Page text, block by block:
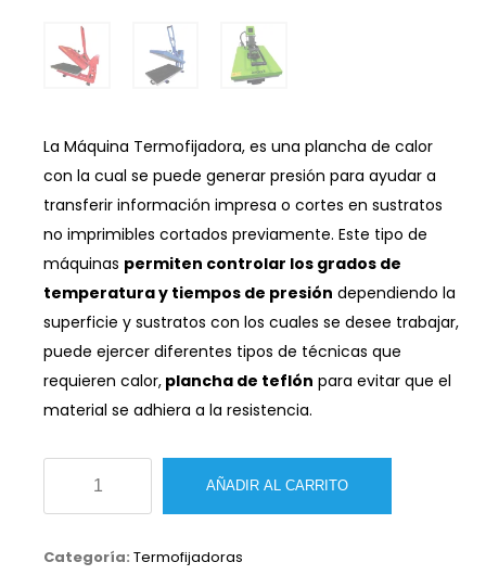
La Máquina Termofijadora, es una plancha de calor
con la cual se puede generar presión para ayudar a
transferir información impresa o cortes en sustratos
no imprimibles cortados previamente. Este tipo de
máquinas permiten controlar los grados de
temperatura y tiempos de presión dependiendo la
superficie y sustratos con los cuales se desee trabajar,
puede ejercer diferentes tipos de técnicas que
requieren calor, plancha de teflón para evitar que el
material se adhiera a la resistencia.
40x50
AÑADIR AL CARRITO
Categoría: Termofijadoras